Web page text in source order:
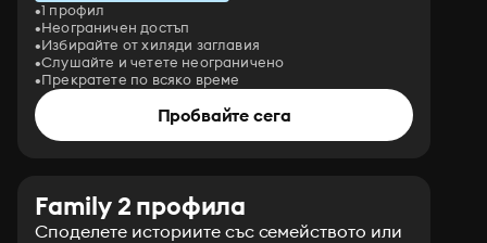
1 профил
Неограничен достъп
Избирайте от хиляди заглавия
Слушайте и четете неограничено
Прекратете по всяко време
Пробвайте сега
Family 2 профила
Споделете историите със семейството или